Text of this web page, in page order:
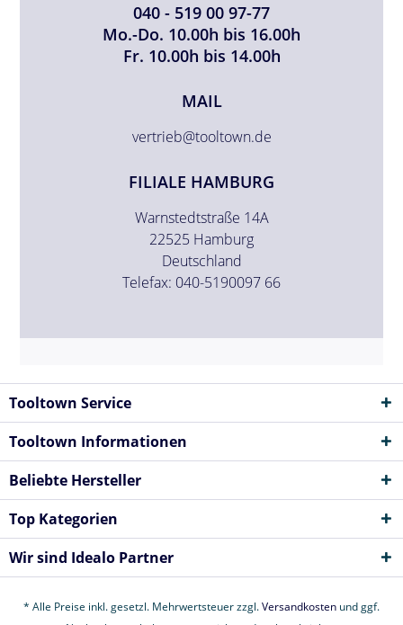
040 - 519 00 97-77
Mo.-Do. 10.00h bis 16.00h
Fr. 10.00h bis 14.00h
MAIL
vertrieb@tooltown.de
FILIALE HAMBURG
Warnstedtstraße 14A
22525 Hamburg
Deutschland
Telefax: 040-5190097 66
Tooltown Service
Tooltown Informationen
Beliebte Hersteller
Top Kategorien
Wir sind Idealo Partner
* Alle Preise inkl. gesetzl. Mehrwertsteuer zzgl.Versandkosten und ggf.